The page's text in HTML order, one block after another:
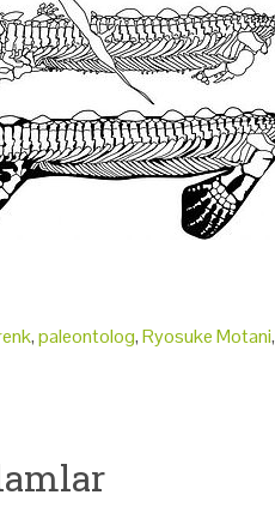
,paleontolog,Ryosuke Motani,